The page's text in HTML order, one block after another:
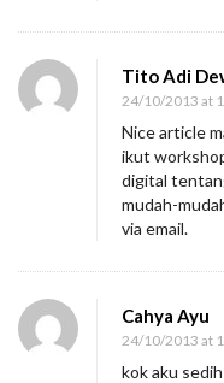
Tito Adi
24/10/2013 at
Nice article
ikut
digital
mudah-
via email.
Cahya Ayu
24/10/2013 at
kok aku